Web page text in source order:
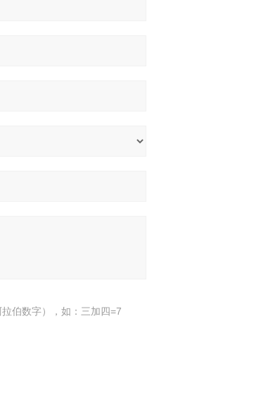
伯数字），如：三加四=7